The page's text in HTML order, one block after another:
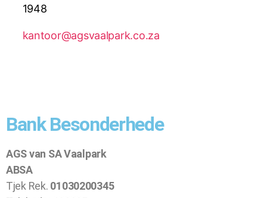
1948
kantoor@agsvaalpark.co.za
Bank Besonderhede
AGS van SA Vaalpark
ABSA
Tjek Rek. 01030200345